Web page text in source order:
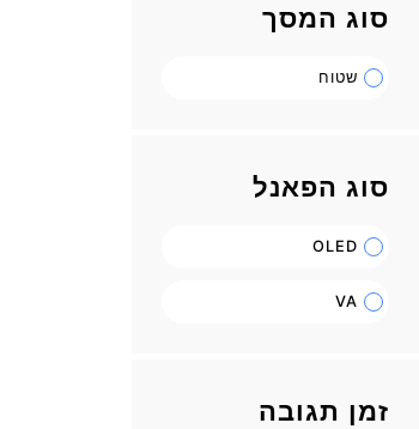
סוג המסך
שטוח
סוג הפאנל
OLED
VA
זמן תגובה